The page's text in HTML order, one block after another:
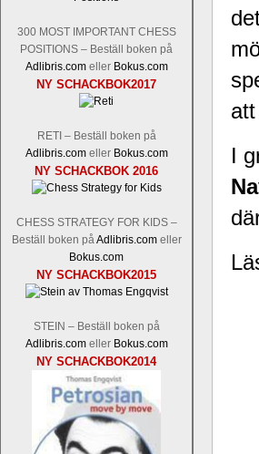
300 MOST IMPORTANT CHESS
POSITIONS – Beställ boken på
Adlibris.comeller Bokus.com
NY SCHACKBOK2017
RETI – Beställ boken på
Adlibris.comeller Bokus.com
NY SCHACKBOK 2016
CHESS STRATEGY FOR KIDS –
Beställ boken på Adlibris.comeller
Bokus.com
NY SCHACKBOK2015
STEIN – Beställ boken på
Adlibris.comeller Bokus.com
NY SCHACKBOK2014
En
om
En
I